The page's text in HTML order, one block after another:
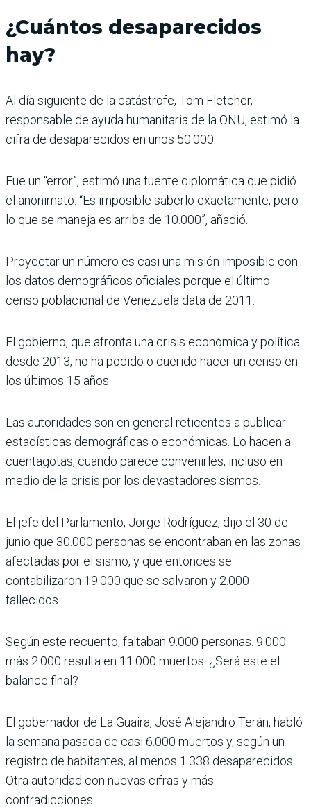
¿Cuántos desaparecidos
hay?
Al día siguiente de la catástrofe, Tom Fletcher,
responsable de ayuda humanitaria de la ONU, estimó la
cifra de desaparecidos en unos 50.000.
Fue un “error”, estimó una fuente diplomática que pidió
el anonimato. “Es imposible saberlo exactamente, pero
lo que se maneja es arriba de 10.000”, añadió.
Proyectar un número es casi una misión imposible con
los datos demográficos oficiales porque el último
censo poblacional de Venezuela data de 2011.
El gobierno, que afronta una crisis económica y política
desde 2013, no ha podido o querido hacer un censo en
los últimos 15 años.
Las autoridades son en general reticentes a publicar
estadísticas demográficas o económicas. Lo hacen a
cuentagotas, cuando parece convenirles, incluso en
medio de la crisis por los devastadores sismos.
El jefe del Parlamento, Jorge Rodríguez, dijo el 30 de
junio que 30.000 personas se encontraban en las zonas
afectadas por el sismo, y que entonces se
contabilizaron 19.000 que se salvaron y 2.000
fallecidos.
Según este recuento, faltaban 9.000 personas. 9.000
más 2.000 resulta en 11.000 muertos. ¿Será este el
balance final?
El gobernador de La Guaira, José Alejandro Terán, habló
la semana pasada de casi 6.000 muertos y, según un
registro de habitantes, al menos 1.338 desaparecidos.
Otra autoridad con nuevas cifras y más
contradicciones.